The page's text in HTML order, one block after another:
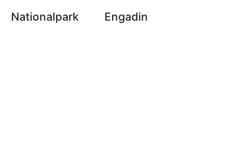
Nationalpark Engadin